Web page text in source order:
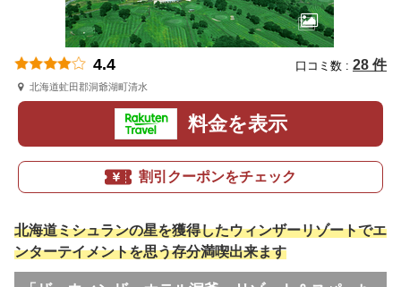
4.4 口コミ数 : 28 件
北海道虻田郡洞爺湖町清水
料金を表示
割引クーポンをチェック
北海道ミシュランの星を獲得したウィンザーリゾートでエ
ンターテイメントを思う存分満喫出来ます